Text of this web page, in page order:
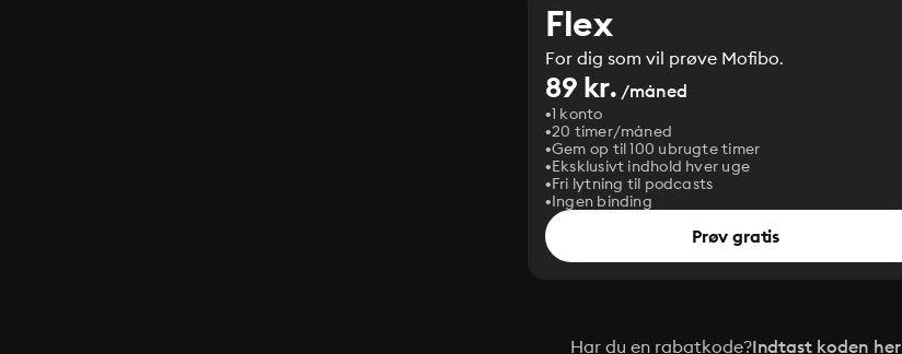
Flex
For dig som vil prøve Mofibo.
89 kr. /måned
1 konto
20 timer/måned
Gem op til 100 ubrugte timer
Eksklusivt indhold hver uge
Fri lytning til podcasts
Ingen binding
Prøv gratis
Har du en rabatkode?Indtast koden her